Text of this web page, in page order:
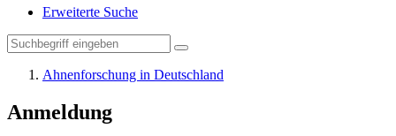
Erweiterte Suche
Ahnenforschung in Deutschland
Anmeldung